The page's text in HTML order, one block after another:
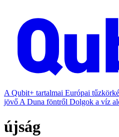
A Qubit+ tartalmai Európai
jövő A Duna föntről Dolgok a víz
újság